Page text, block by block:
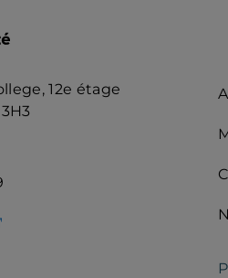
12e étage